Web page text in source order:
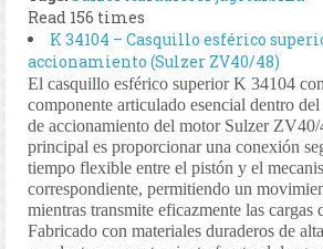
Read 156 times
K 34104 – Casquillo esférico
accionamiento (Sulzer ZV40/48)
El casquillo esférico superior K 34104
componente articulado esencial dentro
de accionamiento del motor Sulzer
principal es proporcionar una conexión
tiempo flexible entre el pistón y el
correspondiente, permitiendo un
mientras transmite eficazmente las cargas
Fabricado con materiales duraderos de